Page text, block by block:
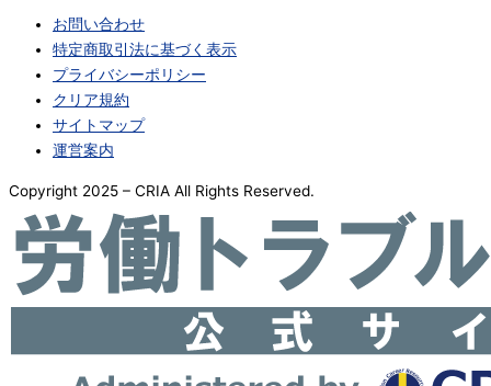
お問い合わせ
特定商取引法に基づく表示
プライバシーポリシー
クリア規約
サイトマップ
運営案内
Copyright 2025 – CRIA All Rights Reserved.